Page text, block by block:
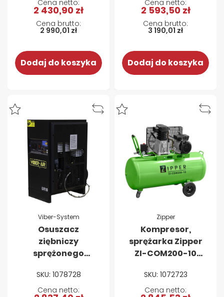
2 990,01 zł
2 430,90 zł
Dodaj do koszyka
3 190,01 zł
2 593,50 zł
Dodaj do koszyka
Viber-System
Osuszacz
ziębniczy
sprężonego
AIR LR10 1200 l/min
(230V)
SKU: 1078728
Zipper
Kompresor,
sprężarka Zipper
ZI-COM200-10
SKU: 1072723